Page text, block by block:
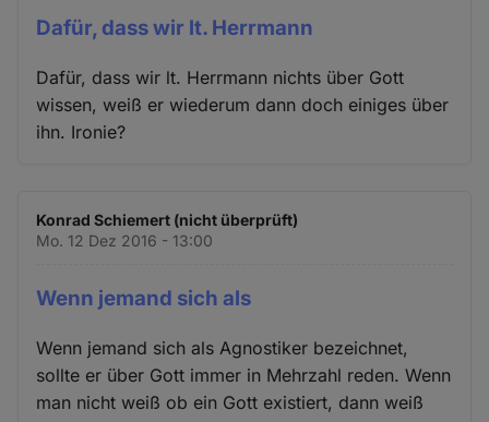
Dafür, dass wir lt. Herrmann
Dafür, dass wir lt. Herrmann nichts über Gott
wissen, weiß er wiederum dann doch einiges über
ihn. Ironie?
Konrad Schiemert (nicht überprüft)
Mo. 12 Dez 2016 - 13:00
Wenn jemand sich als
Wenn jemand sich als Agnostiker bezeichnet,
sollte er über Gott immer in Mehrzahl reden. Wenn
man nicht weiß ob ein Gott existiert, dann weiß